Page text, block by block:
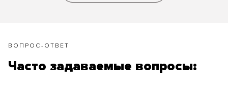
скидок.
ВОПРОС-ОТВЕТ
Часто задаваемые вопросы: